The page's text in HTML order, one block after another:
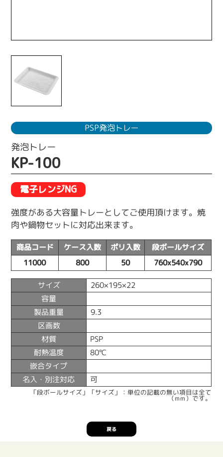
PSP発泡トレー
発泡トレー
KP-100
電子レンジNG
強度がある大容量トレーとしてご使用頂けます。焼
肉や鍋物セットに対応出来ます。
商品コード ケース入数 ポリ入数 段ボールサイズ
11000 800 50 760x540x790
サイズ 260×195×22
容量
製品重量 9.3
区画数
材質 PSP
耐熱温度 80℃
嵌合タイプ
名入・別注対応 可
「段ボールサイズ」「サイズ」：単位の記載の無い項目は全て
（mm）です。
戻る